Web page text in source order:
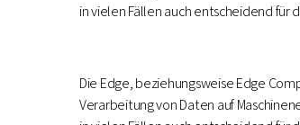
in vielen Fällen auch entscheidend
Die Edge, beziehungsweise Edge
Verarbeitung von Daten auf